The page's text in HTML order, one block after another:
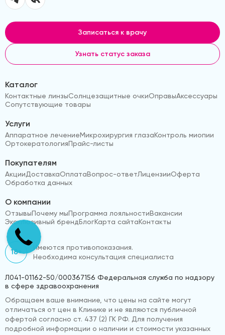
Записаться к врачу
Узнать статус заказа
Каталог
Контактные линзыСолнцезащитные очкиОправыАксессуары
Сопутствующие товары
Услуги
Аппаратное лечениеМикрохирургия глазаКонтроль миопии
ОртокератологияПрайс-листы
Покупателям
АкцииДоставкаОплатаВопрос-ответЛицензииОферта
Обработка данных
О компании
ОтзывыПочему мыПрограмма лояльностиВакансии
Эксклюзивный брендБлогКарта сайтаКонтакты
18+
Имеются противопоказания.
Необходима консультация специалиста
Л041-01162-50/000367156 Федеральная служба по надзору
в сфере здравоохранения
Обращаем ваше внимание, что цены на сайте могут
отличаться от цен в Клинике и не являются публичной
офертой согласно ст. 437 (2) ГК РФ. Для получения
подробной информации о наличии и стоимости указанных